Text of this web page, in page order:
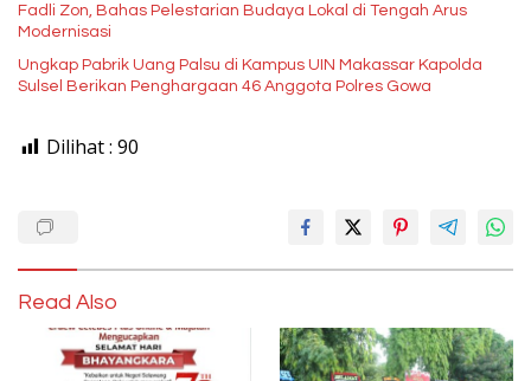
Fadli Zon, Bahas Pelestarian Budaya Lokal di Tengah Arus
Modernisasi
Ungkap Pabrik Uang Palsu di Kampus UIN Makassar Kapolda
Sulsel Berikan Penghargaan 46 Anggota Polres Gowa
Dilihat : 90
Read Also